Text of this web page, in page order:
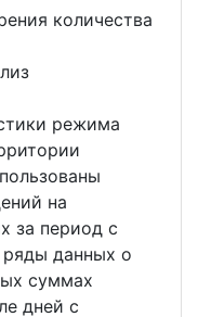
количества
режима
на
за период с
ряды данных о
суммах
дней с